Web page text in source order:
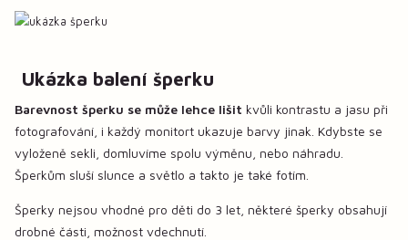
Ukázka balení šperku
Barevnost šperku se může lehce lišit kvůli kontrastu a jasu při
fotografování, i každý monitort ukazuje barvy jinak. Kdybste se
vyloženě sekli, domluvíme spolu výměnu, nebo náhradu.
Šperkům sluší slunce a světlo a takto je také fotím.
Šperky nejsou vhodné pro děti do 3 let, některé šperky obsahují
drobné části, možnost vdechnutí.